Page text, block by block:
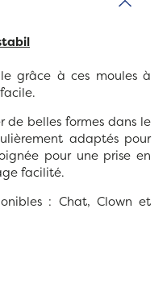
grâce à ces moules à
de belles formes dans le
adaptés pour
pour une prise en
facilité.
: Chat, Clown et